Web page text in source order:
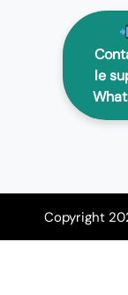
le
Copyright